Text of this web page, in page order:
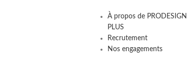
À propos de PRODESIGN
PLUS
Recrutement
Nos engagements